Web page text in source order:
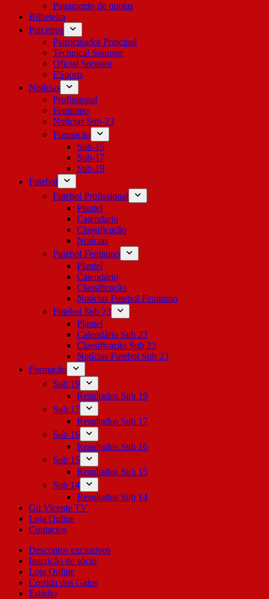
Pagamento de quotas
Bilheteira
Parceiros
Patrocinador Principal
Technical Sponsor
Oficial Sponsor
ESports
Notícias
Profissional
Feminino
Notícias Sub-23
Formação
Sub-15
Sub-17
Sub-19
Futebol
Futebol Profissional
Plantel
Calendário
Classificação
Notícias
Futebol Feminino
Plantel
Calendário
Classificação
Notícias Futebol Feminino
Futebol Sub 23
Plantel
Calendário Sub 23
Classificação Sub 23
Notícias Futebol Sub 23
Formação
Sub 19
Resultados Sub 19
Sub 17
Resultados Sub 17
Sub 16
Resultados Sub 16
Sub 15
Resultados Sub 15
Sub 14
Resultados Sub 14
Gil Vicente TV
Loja Online
Contactos
Descontos exclusivos
Inscrição de sócio
Loja Online
Corrida dos Galos
Estádio